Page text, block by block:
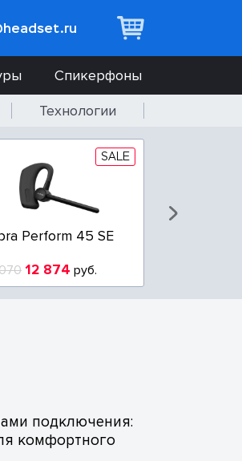
Спикерфоны
Технологии
SALE
Perform 45 SE
12 874 руб.
подключения:
комфортного